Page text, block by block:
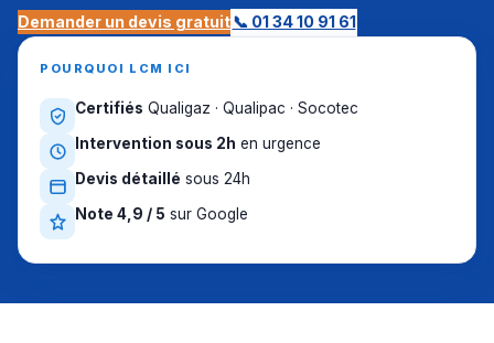
Demander un devis gratuit📞 01 34 10 91 61
POURQUOI LCM ICI
Certifiés Qualigaz · Qualipac · Socotec
Intervention sous 2h en urgence
Devis détaillé sous 24h
Note 4,9 / 5 sur Google